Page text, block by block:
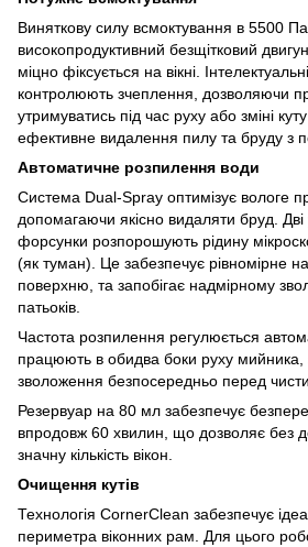
Виняткову силу всмоктування в 5500
високопродуктивний безщітковий
міцно фіксується на вікні.
контролюють зчеплення, дозволяючи
утримуватись під час руху або зміні
ефективне видалення пилу та бруду з
Автоматичне розпилення води
Система Dual-Spray оптимізує вологе
допомагаючи якісно видаляти бруд. Дві
форсунки розпорошують рідину
(як туман). Це забезпечує рівномірне
поверхню, та запобігає надмірному
патьоків.
Частота розпилення регулюється
працюють в обидва боки руху мийника,
зволоження безпосередньо перед
Резервуар на 80 мл забезпечує
впродовж 60 хвилин, що дозволяє без
значну кількість вікон.
Очищення кутів
Технологія CornerClean забезпечує
периметра віконних рам. Для цього